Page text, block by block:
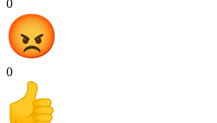
0
0